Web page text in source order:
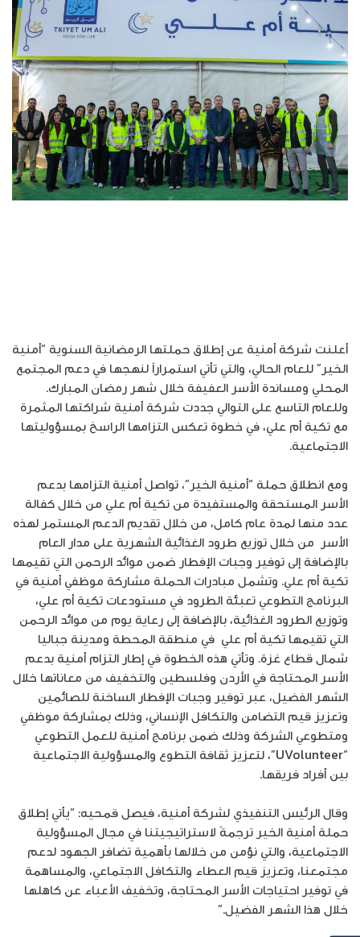
أعلنت شركة أمنية عن إطلاق حملتها الرمضانية السنوية “أمنية
الخير” للعام الحالي، والتي تأتي استمراراً لنهجها في دعم المجتمع
المحلي ومساندة الأسر العفيفة خلال شهر رمضان المبارك.
وللعام التاسع على التوالي جددت شركة أمنية شراكتها المثمرة
مع تكية أم علي، في خطوة تعكس التزامها الراسخ بمسؤوليتها
الاجتماعية.
ومع انطلاق حملة “أمنية الخير”، تواصل أمنية التزامها بدعم
الأسر المستحقة والمستفيدة من تكية أم علي من خلال كفالة
عدد منها لمدة عام كامل، من خلال تقديم الدعم المستمر لهذه
الأسر من خلال توزيع طرود الغذائية الشهرية على مدار العام
بالإضافة إلى توفير وجبات الإفطار ضمن موائد الرحمن التي تقيمها
تكية أم علي. وتشمل مبادرات الحملة مشاركة موظفي أمنية في
البرنامج التطوعي تعبئة الطرود في مستودعات تكية أم علي،
وتوزيع الطرود الغذائية، بالإضافة إلى رعاية يوم من موائد الرحمن
التي تقيمها تكية أم علي في منطقة المحطة ومدينة جباليا
شمال قطاع غزة. وتأتي هذه الخطوة في إطار التزام أمنية بدعم
الأسر المحتاجة في الأردن وفلسطين والتخفيف من معاناتها خلال
الشهر الفضيل، عبر توفير وجبات الإفطار الساخنة للصائمين
وتعزيز قيم التضامن والتكافل الإنساني، وذلك بمشاركة موظفي
ومتطوعي الشركة وذلك ضمن برنامج أمنية للعمل التطوعي
“UVolunteer”، لتعزيز ثقافة التطوع والمسؤولية الاجتماعية
بين أفراد فريقها.
وقال الرئيس التنفيذي لشركة أمنية، فيصل قمحيه: “يأتي إطلاق
حملة أمنية الخير ترجمةً لاستراتيجيتنا في مجال المسؤولية
الاجتماعية، والتي نؤمن من خلالها بأهمية تضافر الجهود لدعم
مجتمعنا، وتعزيز قيم العطاء والتكافل الاجتماعي، والمساهمة
في توفير احتياجات الأسر المحتاجة، وتخفيف الأعباء عن كاهلها
خلال هذا الشهر الفضيل.”